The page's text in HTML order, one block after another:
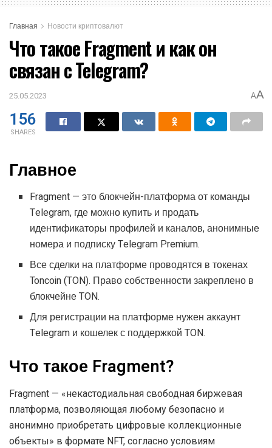
Главная Новости криптовалют
Что такое Fragment и как он
связан с Telegram?
25.05.2023 AA
156
SHARES
Главное
Fragment — это блокчейн-платформа от команды
Telegram, где можно купить и продать
идентификаторы профилей и каналов, анонимные
номера и подписку Telegram Premium.
Все сделки на платформе проводятся в токенах
Toncoin (TON). Право собственности закреплено в
блокчейне TON.
Для регистрации на платформе нужен аккаунт
Telegram и кошелек с поддержкой TON.
Что такое Fragment?
Fragment — «некастодиальная свободная биржевая
платформа, позволяющая любому безопасно и
анонимно приобретать цифровые коллекционные
объекты» в формате NFT, согласно условиям